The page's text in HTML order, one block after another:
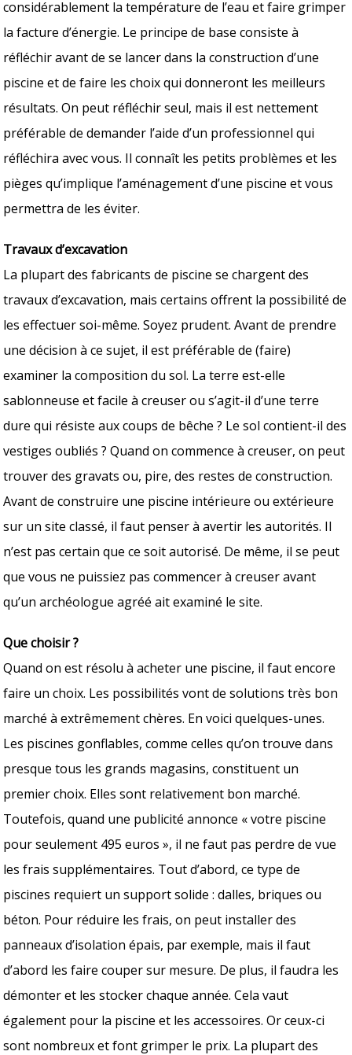
considérablement la température de l’eau et faire grimper
la facture d’énergie. Le principe de base consiste à
réfléchir avant de se lancer dans la construction d’une
piscine et de faire les choix qui donneront les meilleurs
résultats. On peut réfléchir seul, mais il est nettement
préférable de demander l’aide d’un professionnel qui
réfléchira avec vous. Il connaît les petits problèmes et les
pièges qu’implique l’aménagement d’une piscine et vous
permettra de les éviter.
Travaux d’excavation
La plupart des fabricants de piscine se chargent des
travaux d’excavation, mais certains offrent la possibilité de
les effectuer soi-même. Soyez prudent. Avant de prendre
une décision à ce sujet, il est préférable de (faire)
examiner la composition du sol. La terre est-elle
sablonneuse et facile à creuser ou s’agit-il d’une terre
dure qui résiste aux coups de bêche ? Le sol contient-il des
vestiges oubliés ? Quand on commence à creuser, on peut
trouver des gravats ou, pire, des restes de construction.
Avant de construire une piscine intérieure ou extérieure
sur un site classé, il faut penser à avertir les autorités. Il
n’est pas certain que ce soit autorisé. De même, il se peut
que vous ne puissiez pas commencer à creuser avant
qu’un archéologue agréé ait examiné le site.
Que choisir ?
Quand on est résolu à acheter une piscine, il faut encore
faire un choix. Les possibilités vont de solutions très bon
marché à extrêmement chères. En voici quelques-unes.
Les piscines gonflables, comme celles qu’on trouve dans
presque tous les grands magasins, constituent un
premier choix. Elles sont relativement bon marché.
Toutefois, quand une publicité annonce « votre piscine
pour seulement 495 euros », il ne faut pas perdre de vue
les frais supplémentaires. Tout d’abord, ce type de
piscines requiert un support solide : dalles, briques ou
béton. Pour réduire les frais, on peut installer des
panneaux d’isolation épais, par exemple, mais il faut
d’abord les faire couper sur mesure. De plus, il faudra les
démonter et les stocker chaque année. Cela vaut
également pour la piscine et les accessoires. Or ceux-ci
sont nombreux et font grimper le prix. La plupart des